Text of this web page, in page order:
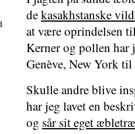
dekasakhstanske
at være oprindelsen
Kerner og pollen har
Genève, New York
Skulle andre blive
har jeg lavet en
og sår sit eget æbletræ